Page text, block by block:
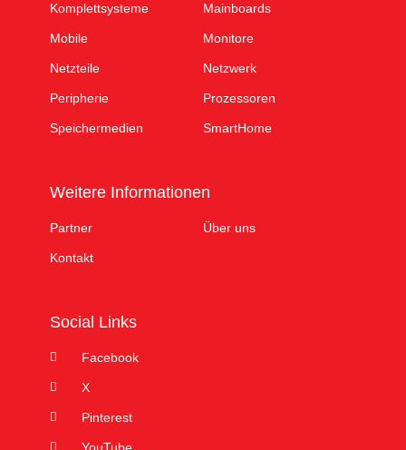
Komplettsysteme Mainboards
Mobile Monitore
Netzteile Netzwerk
Peripherie Prozessoren
Speichermedien SmartHome
Weitere Informationen
Partner Über uns
Kontakt
Social Links
Facebook
X
Pinterest